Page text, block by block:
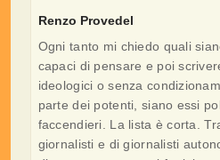
Renzo Provedel
Ogni tanto mi chiedo quali
capaci di pensare e poi
ideologici o senza
parte dei potenti, siano essi
faccendieri. La lista è corta.
giornalisti e di giornalisti